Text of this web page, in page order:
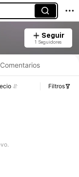
Seguir
1 Seguidores
Comentarios
Filtros